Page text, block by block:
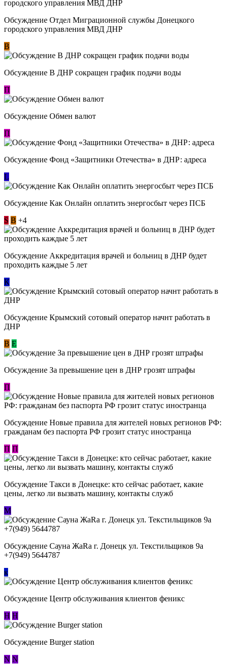
Обсуждение Отдел Миграционной службы Донецкого
городского управления МВД ДНР
В
Обсуждение В ДНР сокращен график подачи воды
П
Обсуждение Обмен валют
П
Обсуждение Фонд «Защитники Отечества» в ДНР: адреса
L
Обсуждение ​Как Онлайн оплатить энергосбыт через ПСБ
S В +4
Обсуждение Аккредитация врачей и больниц в ДНР будет
проходить каждые 5 лет
К
Обсуждение Крымский сотовый оператор начнт работать в
ДНР
В E
Обсуждение За превышение цен в ДНР грозят штрафы
П
Обсуждение Новые правила для жителей новых регионов РФ:
гражданам без паспорта РФ грозит статус иностранца
П П
Обсуждение ​Такси в Донецке: кто сейчас работает, какие
цены, легко ли вызвать машину, контакты служб
М
Обсуждение Сауна ЖаRa г. Донецк ул. Текстильщиков 9а
+7(949) 5644787
к
Обсуждение Центр обслуживания клиентов феникс
Н Н
Обсуждение Burger station
N N